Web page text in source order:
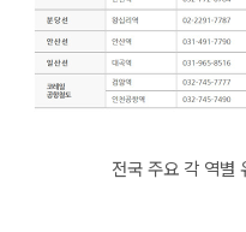
전국 주요 각 역별